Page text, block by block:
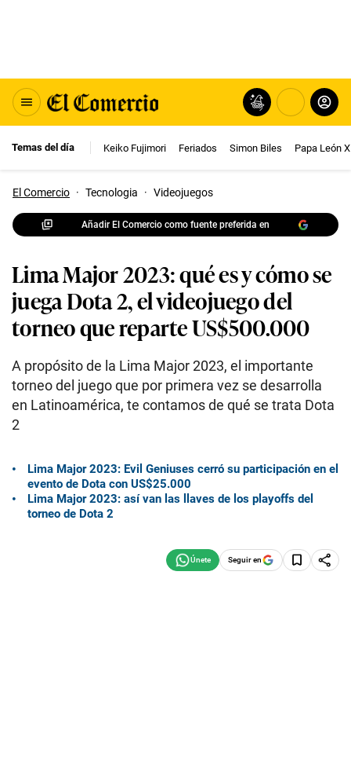
Temas del día Keiko Fujimori Feriados Simon Biles Papa León
El Comercio · Tecnologia · Videojuegos
Añadir El Comercio como fuente preferida en
Lima Major 2023: qué es y cómo se
juega Dota 2, el videojuego del
torneo que reparte US$500.000
A propósito de la Lima Major 2023, el importante
torneo del juego que por primera vez se desarrolla
en Latinoamérica, te contamos de qué se trata Dota
2
Lima Major 2023: Evil Geniuses cerró su participación en el
evento de Dota con US$25.000
Lima Major 2023: así van las llaves de los playoffs del
torneo de Dota 2
Seguir en